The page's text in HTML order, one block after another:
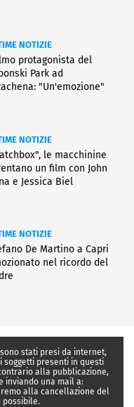
NOTIZIE
protagonista del
Park ad
"Un'emozione"
NOTIZIE
le macchinine
un film con John
e Jessica Biel
NOTIZIE
De Martino a Capri
nel ricordo del
stati presi da internet,
soggetti presenti in questi
alla pubblicazione,
inviando una mail a:
alla cancellazione del
possibile.